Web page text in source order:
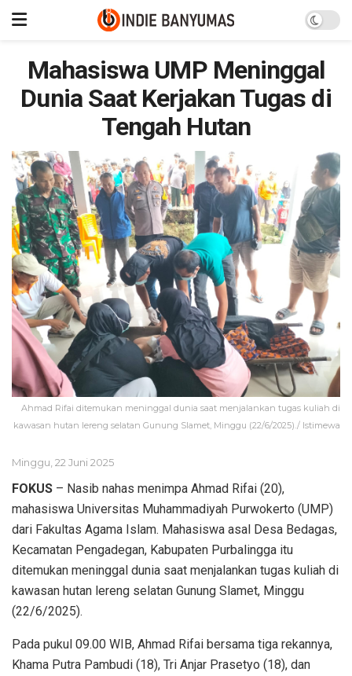
Mahasiswa UMP Meninggal
Dunia Saat Kerjakan Tugas di
Tengah Hutan
Ahmad Rifai ditemukan meninggal dunia saat menjalankan tugas kuliah di
kawasan hutan lereng selatan Gunung Slamet, Minggu (22/6/2025)./ Istimewa
Minggu, 22 Juni 2025
FOKUS – Nasib nahas menimpa Ahmad Rifai (20),
mahasiswa Universitas Muhammadiyah Purwokerto (UMP)
dari Fakultas Agama Islam. Mahasiswa asal Desa Bedagas,
Kecamatan Pengadegan, Kabupaten Purbalingga itu
ditemukan meninggal dunia saat menjalankan tugas kuliah di
kawasan hutan lereng selatan Gunung Slamet, Minggu
(22/6/2025).
Pada pukul 09.00 WIB, Ahmad Rifai bersama tiga rekannya,
Khama Putra Pambudi (18), Tri Anjar Prasetyo (18), dan